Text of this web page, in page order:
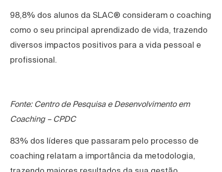
98,8% dos alunos da SLAC® consideram o coaching
como o seu principal aprendizado de vida, trazendo
diversos impactos positivos para a vida pessoal e
profissional.
Fonte: Centro de Pesquisa e Desenvolvimento em
Coaching – CPDC
83% dos líderes que passaram pelo processo de
coaching relatam a importância da metodologia,